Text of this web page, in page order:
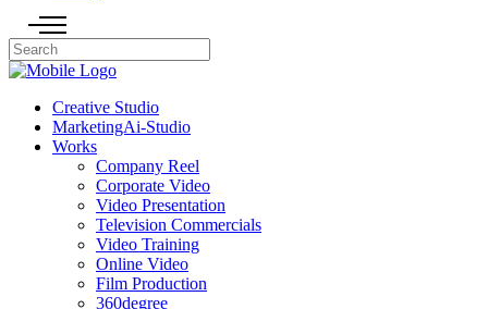
Creative Studio
MarketingAi-Studio
Works
Company Reel
Corporate Video
Video Presentation
Television Commercials
Video Training
Online Video
Film Production
360degree